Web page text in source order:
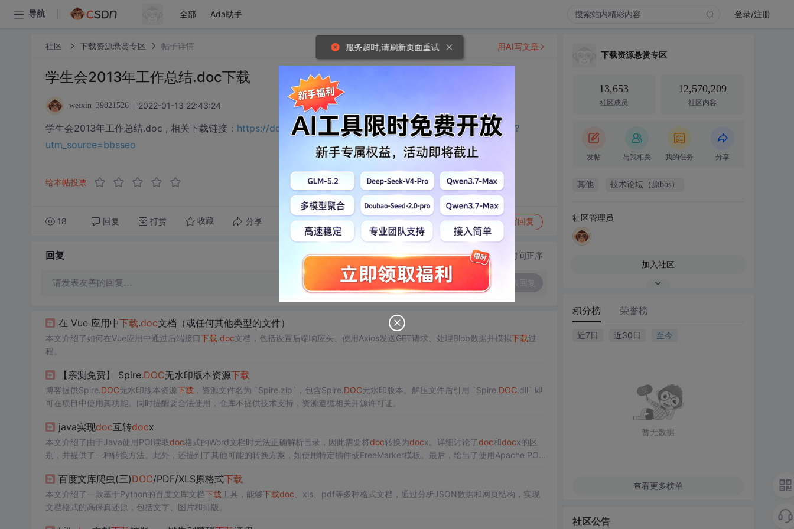
导航 全部 Ada助手 登录/注册
社区 下载资源悬赏专区 帖子详情
学生会2013年工作总结.doc下载
weixin_39821526 2022-01-13 22:43:24
学生会2013年工作总结.doc , 相关下载链接： https://download.csdn.net/download/m0_65191343/75558901?
utm_source=bbsseo
给本帖投票
18 回复 打赏 收藏 分享 转发到动态 举报 写回复
用AI写文章
回复 切换为时间正序
请发表友善的回复…
在 Vue 应用中下载.doc文档（或任何其他类型的文件）
本文介绍了如何在Vue应用中通过后端接口下载 doc文档，包括设置后端响应头、使用Axios发送GET请求、处理Blob数据并模拟下载过
程。
【亲测免费】 Spire.DOC无水印版本资源下载
博客提供Spire. DOC无水印版本资源下载 ，资源文件名为 `Spire.zip`，包含Spire. DOC无水印版本。解压文件后引用 `Spire. DOC.dll` 即
可在项目中使用其功能。同时提醒要合法使用，仓库不提供技术支持，资源遵循相关开源许可证。
java实现doc互转docx
本文介绍了由于Java使用POI读取doc格式的Word文档时无法正确解析目录，因此需要将doc转换为docx。详细讨论了doc和docx的区
别，并提供了一种转换方法。此外，还提到了其他可能的转换方案，如使用特定插件或FreeMarker模板。最后，给出了使用Apache POI
百度文库爬虫(三)DOC/PDF/XLS原格式下载
本文介绍了一款基于Python的百度文库文档下载工具，能够下载doc 、xls、pdf等多种格式文档，通过分析JSON数据和网页结构，实现
文档格式的高保真还原，包括文字、图片和排版。
下载资源悬赏专区
13,653
社区成员
12,570,209
社区内容
发帖 与我相关 我的任务 分享
其他 技术论坛（原bbs）
社区管理员
加入社区
积分榜 荣誉榜
近7日 近30日 至今
暂无数据
查看更多榜单
社区公告
服务超时,请刷新页面重试